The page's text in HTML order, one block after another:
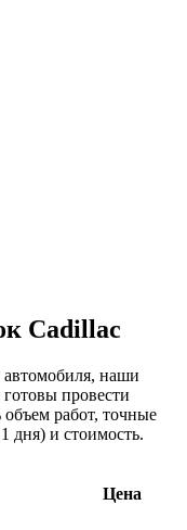
Cadillac
наши
провести
объем работ, точные
дня) и стоимость.
Цена